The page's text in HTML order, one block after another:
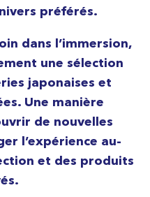
préférés.
dans l’immersion,
une sélection
japonaises et
Une manière
de nouvelles
l’expérience au-
et des produits